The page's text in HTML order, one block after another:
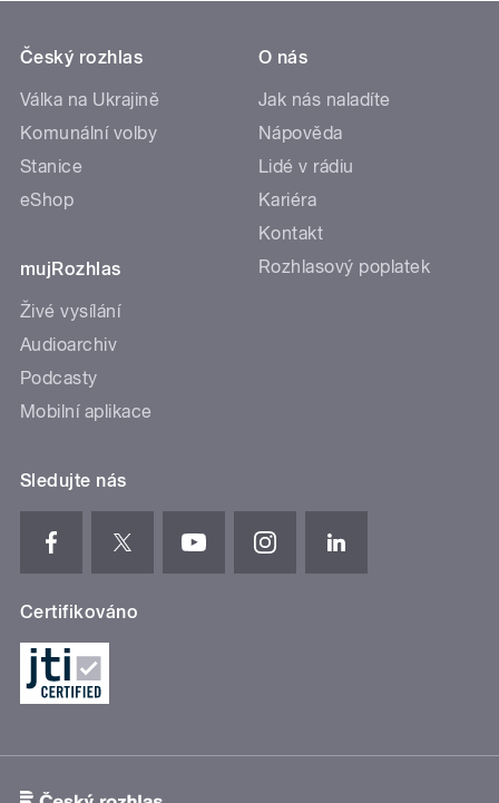
Český rozhlas
Válka na Ukrajině
Komunální volby
Stanice
eShop
mujRozhlas
Živé vysílání
Audioarchiv
Podcasty
Mobilní aplikace
O nás
Jak nás naladíte
Nápověda
Lidé v rádiu
Kariéra
Kontakt
Rozhlasový poplatek
Sledujte nás
Certifikováno